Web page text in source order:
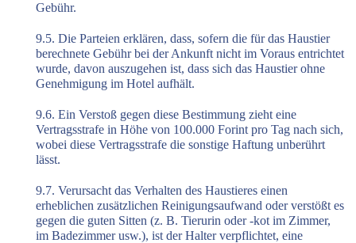
Gebühr.
9.5. Die Parteien erklären, dass, sofern die für das Haustier
berechnete Gebühr bei der Ankunft nicht im Voraus entrichtet
wurde, davon auszugehen ist, dass sich das Haustier ohne
Genehmigung im Hotel aufhält.
9.6. Ein Verstoß gegen diese Bestimmung zieht eine
Vertragsstrafe in Höhe von 100.000 Forint pro Tag nach sich,
wobei diese Vertragsstrafe die sonstige Haftung unberührt
lässt.
9.7. Verursacht das Verhalten des Haustieres einen
erheblichen zusätzlichen Reinigungsaufwand oder verstößt es
gegen die guten Sitten (z. B. Tierurin oder -kot im Zimmer,
im Badezimmer usw.), ist der Halter verpflichtet, eine